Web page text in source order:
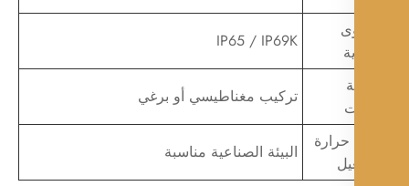
IP65 / IP69K
تركيب مغناطيسي أو برغي
البيئة الصناعية مناسبة